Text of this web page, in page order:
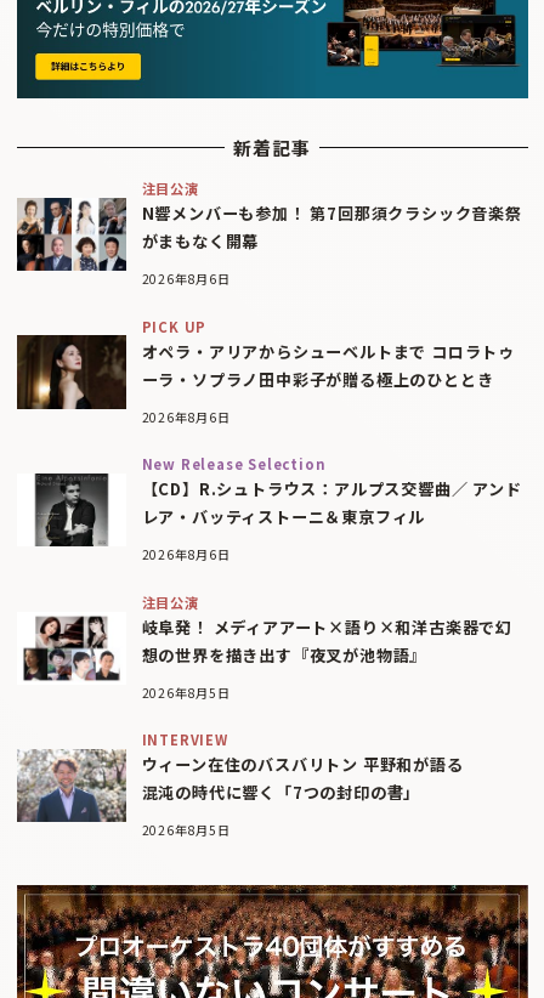
新着記事
注目公演
N響メンバーも参加！ 第7回那須クラシック音楽祭
がまもなく開幕
2026年8月6日
PICK UP
オペラ・アリアからシューベルトまで コロラトゥ
ーラ・ソプラノ田中彩子が贈る極上のひととき
2026年8月6日
New Release Selection
【CD】R.シュトラウス：アルプス交響曲／ アンド
レア・バッティストーニ＆東京フィル
2026年8月6日
注目公演
岐阜発！ メディアアート×語り×和洋古楽器で幻
想の世界を描き出す『夜叉が池物語』
2026年8月5日
INTERVIEW
ウィーン在住のバスバリトン 平野和が語る
混沌の時代に響く「7つの封印の書」
2026年8月5日